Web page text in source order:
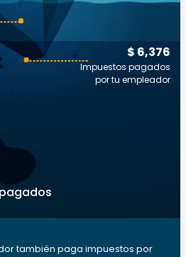
$ 6,376
Impuestos pagados
por tu empleador
también paga impuestos por